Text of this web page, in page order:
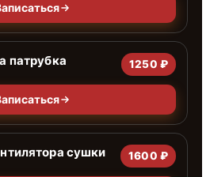
патрубка 1250 ₽
сушки 1600 ₽